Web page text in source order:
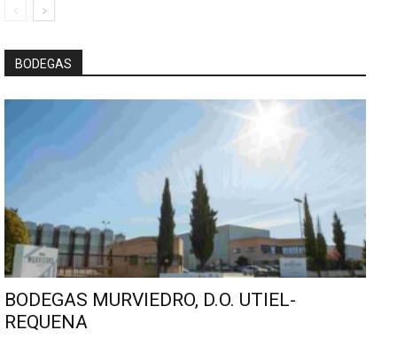
BODEGAS
BODEGAS MURVIEDRO, D.O. UTIEL-
REQUENA